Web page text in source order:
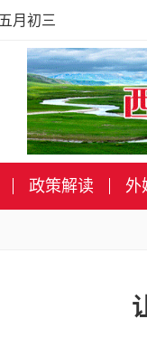
月初三
政策解读 外